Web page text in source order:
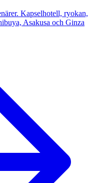
Kapselhotell, ryokan,
Asakusa och Ginza